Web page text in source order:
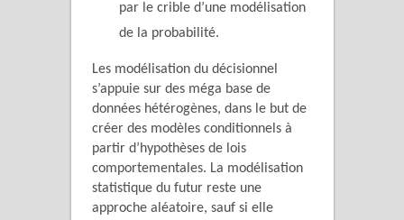
par le crible d’une modélisation
de la probabilité.
Les modélisation du décisionnel
s’appuie sur des méga base de
données hétérogènes, dans le but de
créer des modèles conditionnels à
partir d’hypothèses de lois
comportementales. La modélisation
statistique du futur reste une
approche aléatoire, sauf si elle